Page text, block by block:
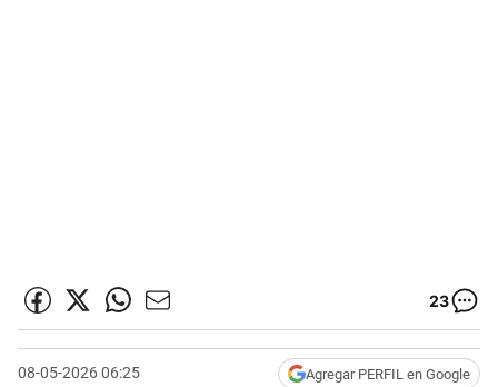
23
08-05-2026 06:25 Agregar PERFIL en Google